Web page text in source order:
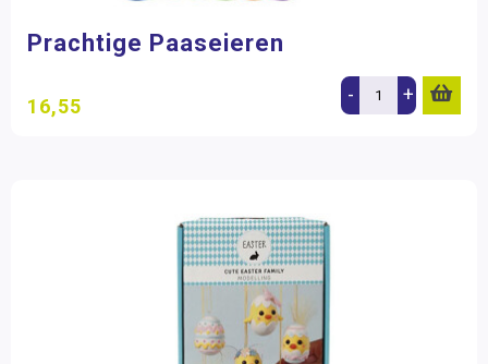
Prachtige Paaseieren
16,55 - +